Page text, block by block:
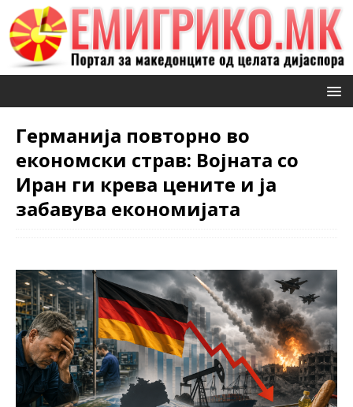
Германија повторно во
економски страв: Војната со
Иран ги крева цените и ја
забавува економијата